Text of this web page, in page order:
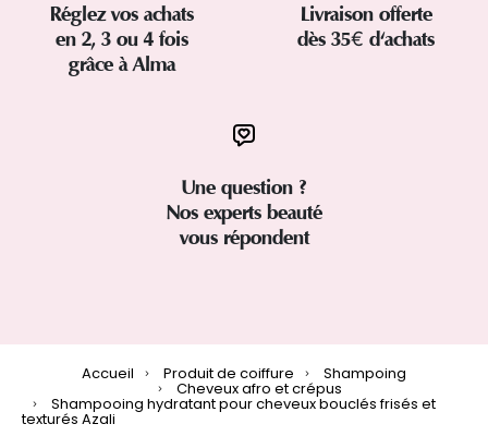
Réglez vos achats
en 2, 3 ou 4 fois
grâce à Alma
Livraison offerte
dès 35€ d'achats
Une question ?
Nos experts beauté
vous répondent
Accueil Produit de coiffure Shampoing
Cheveux afro et crépus
Shampooing hydratant pour cheveux bouclés frisés et
texturés Azali